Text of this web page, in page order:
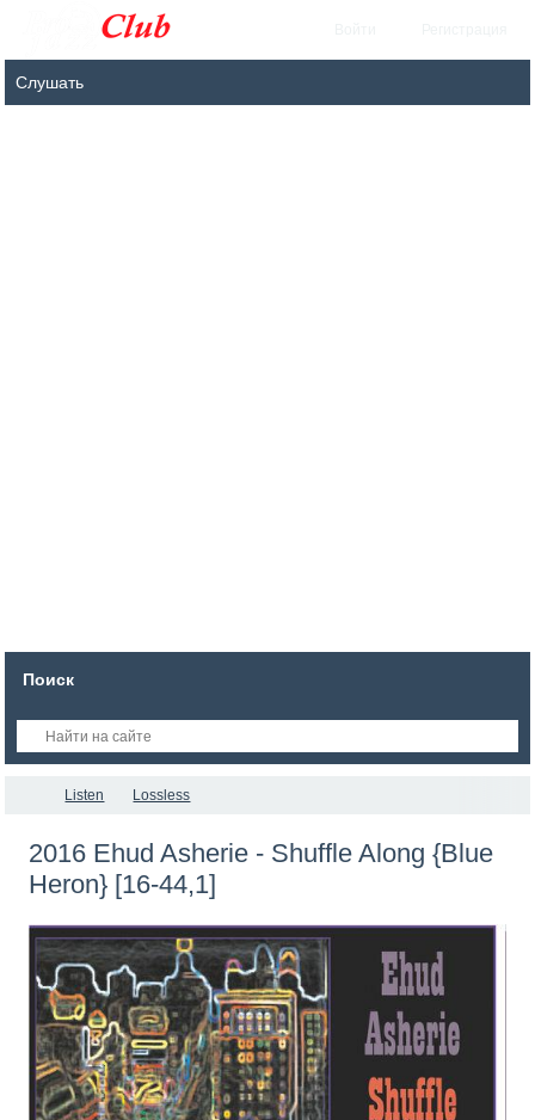
Поиск
Listen Lossless
2016 Ehud Asherie - Shuffle Along {Blue
Heron} [16-44,1]